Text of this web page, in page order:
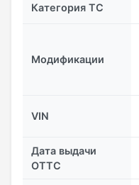
Категория ТС
Модификации
VIN
Дата выдачи
ОТТС